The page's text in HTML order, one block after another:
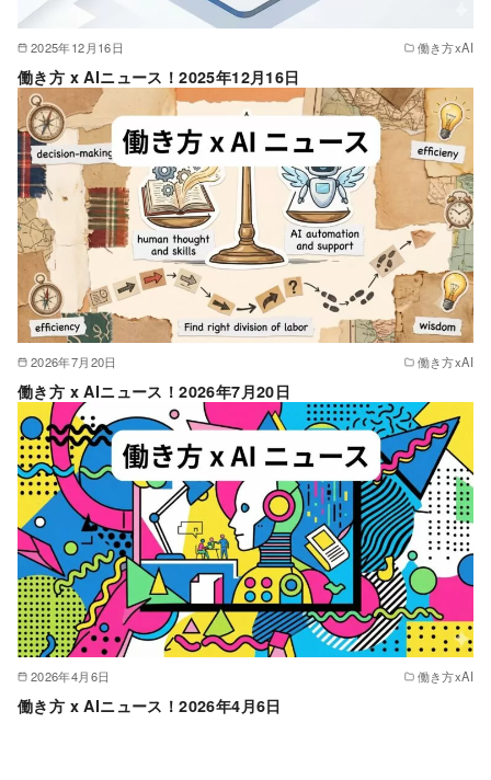
2025年12月16日 働き方xAI
働き方 x AIニュース！2025年12月16日
2026年7月20日 働き方xAI
働き方 x AIニュース！2026年7月20日
2026年4月6日 働き方xAI
働き方 x AIニュース！2026年4月6日